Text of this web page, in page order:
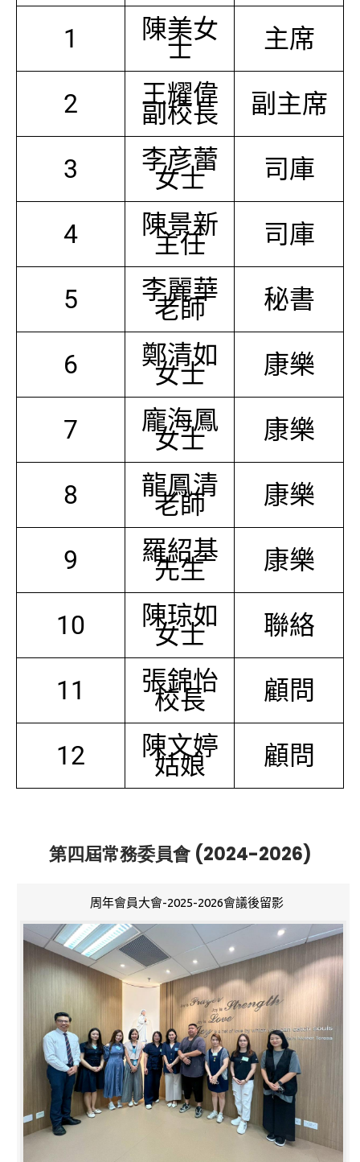
1
陳美女
士 主席
2 王耀偉
副校長 副主席
3 李彦蕾
女士 司庫
4 陳景新
主任 司庫
5 李麗華
老師 秘書
6 鄭清如
女士 康樂
7 龐海鳳
女士 康樂
8 龍鳳清
老師 康樂
9 羅紹基
先生 康樂
10 陳琼如
女士 聯絡
11 張錦怡
校長 顧問
12 陳文婷
姑娘 顧問
第四屆常務委員會 (2024-2026)
周年會員大會-2025-2026會議後留影